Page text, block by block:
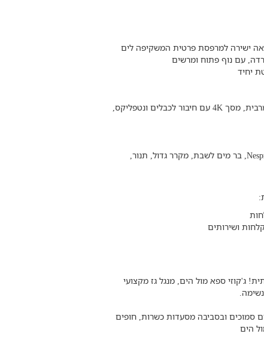
ישירה למרפסת פרטית המשקיפה לים
עם נוף פתוח ומרשים
יחיד
חלל מרכזי גדול ומזמין עם ספות נפתחות לנוחות מרבית, מסך 4K עם חיבור לכבלים ונטפליקס,
מטבח מודרני ונוח לשימוש הכולל מכונת קפה Nespresso, בר מים לשבת, מקרר גדול, תנור,
ג'קוזי ספא מול הים, מנגל גז מקצועי
סמוכים ובסביבה מסעדות כשרות, חופים
הים